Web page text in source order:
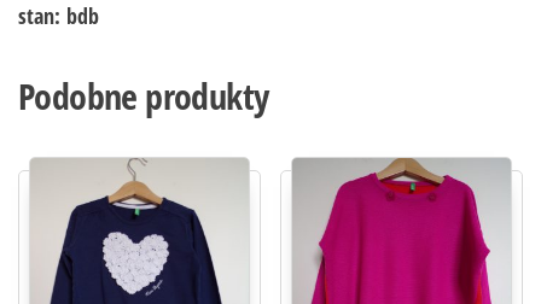
stan: bdb
Podobne produkty